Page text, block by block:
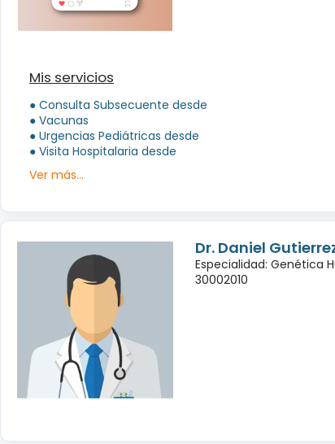
Mis servicios
● Consulta Subsecuente desde
● Vacunas
● Urgencias Pediátricas desde
● Visita Hospitalaria desde
Ver más...
Dr. Daniel
Especialidad: Genética
30002010